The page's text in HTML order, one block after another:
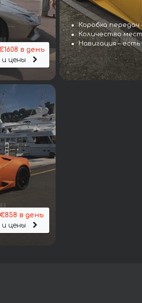
в день
и цены
Коробка
Количество мест
Навигация – есть
в день
и цены